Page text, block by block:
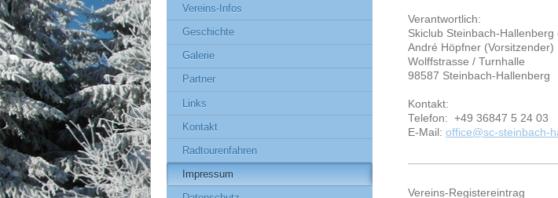
Verantwortlich:
Skiclub Steinbach-Hallenberg
André Höpfner (Vorsitzender)
Wolffstrasse / Turnhalle
98587 Steinbach-Hallenberg
Kontakt:
Telefon:+49 36847 5 24 03
E-Mail:office@sc-steinbach-
Vereins-Registereintrag
Vereins-Infos
Geschichte
Galerie
Partner
Links
Kontakt
Radtourenfahren
Impressum